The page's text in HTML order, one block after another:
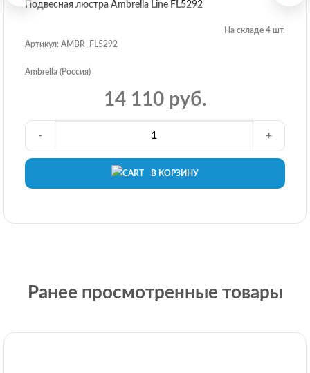
Подвесная люстра Ambrella Line FL5292
На складе 4 шт.
Артикул: AMBR_FL5292
Ambrella (Россия)
14 110 руб.
В КОРЗИНУ
- +
Ранее просмотренные товары